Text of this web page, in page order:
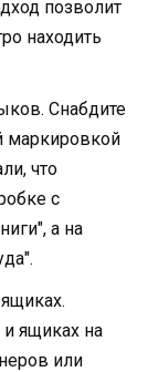
позволит
находить
Снабдите
маркировкой
что
с
а на
ящиках на
или